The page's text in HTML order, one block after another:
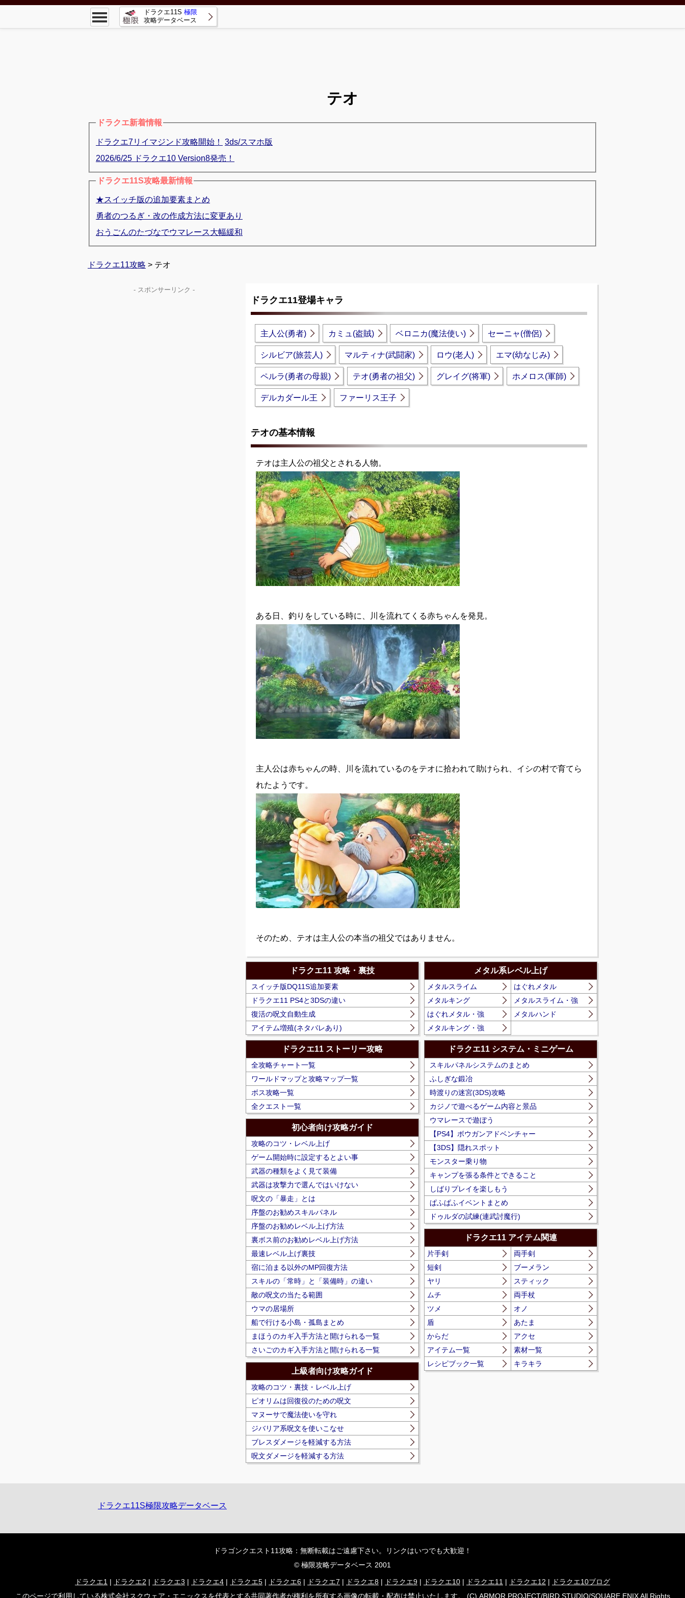
ドラクエ11S 極限
攻略データベース
テオ
ドラクエ新着情報
ドラクエ7リイマジンド攻略開始！
3ds/スマホ版
2026/6/25 ドラクエ10 Version8発売！
ドラクエ11S攻略最新情報
★スイッチ版の追加要素まとめ
勇者のつるぎ・改の作成方法に変更あり
おうごんのたづなでウマレース大幅緩和
ドラクエ11攻略 > テオ
ドラクエ11登場キャラ
主人公(勇者) カミュ(盗賊) ベロニカ(魔法使い) セーニャ(僧侶)
シルビア(旅芸人) マルティナ(武闘家) ロウ(老人) エマ(幼なじみ)
ペルラ(勇者の母親) テオ(勇者の祖父) グレイグ(将軍) ホメロス(軍師)
デルカダール王 ファーリス王子
テオの基本情報
テオは主人公の祖父とされる人物。
ある日、釣りをしている時に、川を流れてくる赤ちゃんを発見。
主人公は赤ちゃんの時、川を流れているのをテオに拾われて助けられ、イシの村で育てら
れたようです。
そのため、テオは主人公の本当の祖父ではありません。
ドラクエ11 攻略・裏技
スイッチ版DQ11S追加要素
ドラクエ11 PS4と3DSの違い
復活の呪文自動生成
アイテム増殖(ネタバレあり)
ドラクエ11 ストーリー攻略
全攻略チャート一覧
ワールドマップと攻略マップ一覧
ボス攻略一覧
全クエスト一覧
初心者向け攻略ガイド
攻略のコツ・レベル上げ
ゲーム開始時に設定するとよい事
武器の種類をよく見て装備
武器は攻撃力で選んではいけない
呪文の「暴走」とは
序盤のお勧めスキルパネル
序盤のお勧めレベル上げ方法
裏ボス前のお勧めレベル上げ方法
最速レベル上げ裏技
宿に泊まる以外のMP回復方法
スキルの「常時」と「装備時」の違い
敵の呪文の当たる範囲
ウマの居場所
船で行ける小島・孤島まとめ
まほうのカギ入手方法と開けられる一覧
さいごのカギ入手方法と開けられる一覧
上級者向け攻略ガイド
攻略のコツ・裏技・レベル上げ
ピオリムは回復役のための呪文
マヌーサで魔法使いを守れ
ジバリア系呪文を使いこなせ
ブレスダメージを軽減する方法
呪文ダメージを軽減する方法
メタル系レベル上げ
メタルスライム
はぐれメタル
メタルキング
メタルスライム・強
はぐれメタル・強
メタルハンド
メタルキング・強
ドラクエ11 システム・ミニゲーム
スキルパネルシステムのまとめ
ふしぎな鍛冶
時渡りの迷宮(3DS)攻略
カジノで遊べるゲーム内容と景品
ウマレースで遊ぼう
【PS4】ボウガンアドベンチャー
【3DS】隠れスポット
モンスター乗り物
キャンプを張る条件とできること
しばりプレイを楽しもう
ぱふぱふイベントまとめ
ドゥルダの試練(連武討魔行)
ドラクエ11 アイテム関連
片手剣
両手剣
短剣
ブーメラン
ヤリ
スティック
ムチ
両手杖
ツメ
オノ
盾
あたま
からだ
アクセ
アイテム一覧
素材一覧
レシピブック一覧
キラキラ
- スポンサーリンク -
ドラクエ11S極限攻略データベース
ドラゴンクエスト11攻略：無断転載はご遠慮下さい。リンクはいつでも大歓迎！
© 極限攻略データベース 2001
ドラクエ1 | ドラクエ2 | ドラクエ3 | ドラクエ4 | ドラクエ5 | ドラクエ6 | ドラクエ7 | ドラクエ8 | ドラクエ9 | ドラクエ10 | ドラクエ11 | ドラクエ12 |
ドラクエ10ブログ
このページで利用している株式会社スクウェア・エニックスを代表とする共同著作者が権利を所有する画像の転載・配布は禁止いたします。 (C) ARMOR PROJECT/BIRD STUDIO/SQUARE ENIX All Rights